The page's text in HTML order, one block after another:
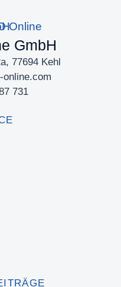
GmbH
77694 Kehl
731